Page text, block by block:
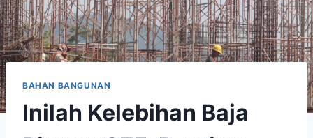
BAHAN BANGUNAN
Inilah Kelebihan Baja